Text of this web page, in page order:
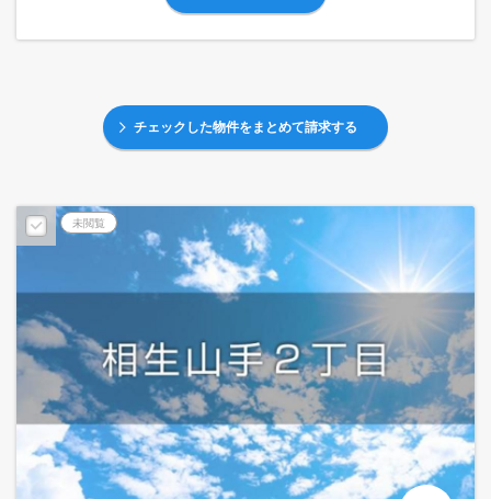
チェックした物件をまとめて請求する
未閲覧